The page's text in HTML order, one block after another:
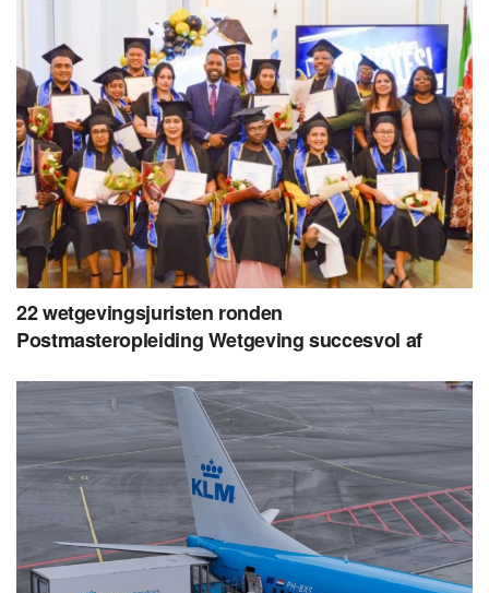
22 wetgevingsjuristen ronden
Postmasteropleiding Wetgeving succesvol af